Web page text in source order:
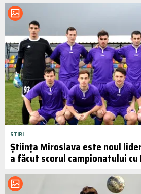
STIRI
Știința Miroslava este noul
a făcut scorul campionatului cu